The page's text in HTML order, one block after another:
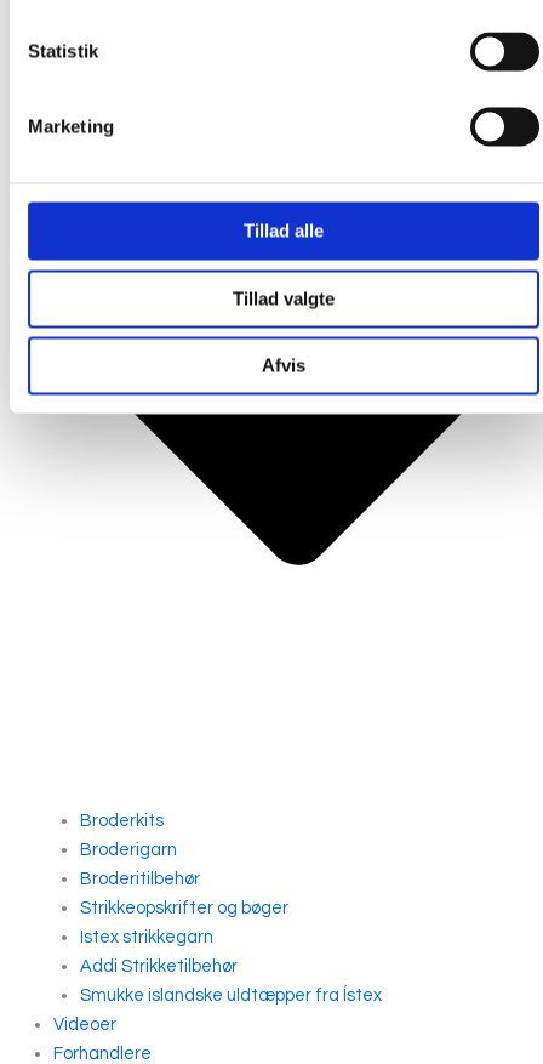
Statistik
Marketing
Tillad alle
Tillad valgte
Afvis
Broderkits
Broderigarn
Broderitilbehør
Strikkeopskrifter og bøger
Istex strikkegarn
Addi Strikketilbehør
Smukke islandske uldtæpper fra Ístex
Videoer
Forhandlere